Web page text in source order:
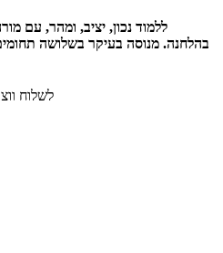
ללמוד נכון, יציב, ומהר, עם
בהלחנה. מנוסה בעיקר בשלושה
לשלוח